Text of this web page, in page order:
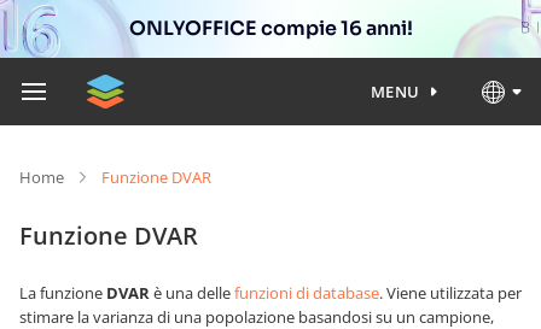
ONLYOFFICE compie 16 anni!
MENU
Home Funzione DVAR
Funzione DVAR
La funzione DVARè una dellefunzioni di database. Viene utilizzata per
stimare la varianza di una popolazione basandosi su un campione,